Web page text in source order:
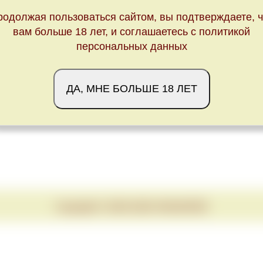
пользоваться сайтом, вы подтверждаете,
вам больше 18 лет, и соглашаетесь с политикой
персональных данных
ДА, МНЕ БОЛЬШЕ 18 ЛЕТ